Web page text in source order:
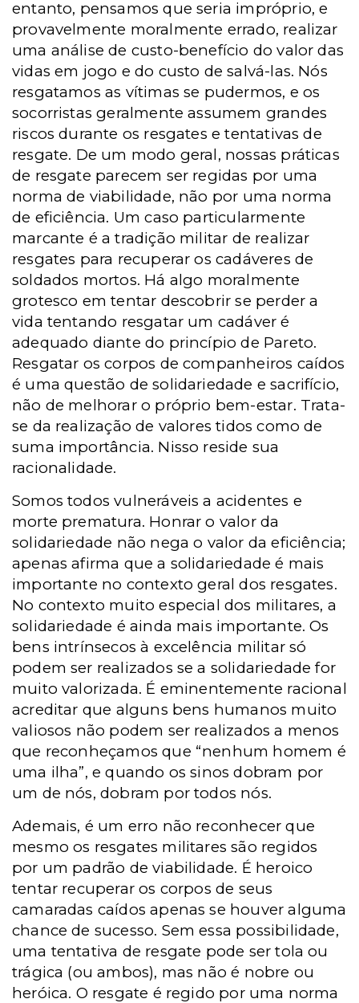
entanto, pensamos que seria impróprio, e
provavelmente moralmente errado, realizar
uma análise de custo-benefício do valor das
vidas em jogo e do custo de salvá-las. Nós
resgatamos as vítimas se pudermos, e os
socorristas geralmente assumem grandes
riscos durante os resgates e tentativas de
resgate. De um modo geral, nossas práticas
de resgate parecem ser regidas por uma
norma de viabilidade, não por uma norma
de eficiência. Um caso particularmente
marcante é a tradição militar de realizar
resgates para recuperar os cadáveres de
soldados mortos. Há algo moralmente
grotesco em tentar descobrir se perder a
vida tentando resgatar um cadáver é
adequado diante do princípio de Pareto.
Resgatar os corpos de companheiros caídos
é uma questão de solidariedade e sacrifício,
não de melhorar o próprio bem-estar. Trata-
se da realização de valores tidos como de
suma importância. Nisso reside sua
racionalidade.
Somos todos vulneráveis a acidentes e
morte prematura. Honrar o valor da
solidariedade não nega o valor da eficiência;
apenas afirma que a solidariedade é mais
importante no contexto geral dos resgates.
No contexto muito especial dos militares, a
solidariedade é ainda mais importante. Os
bens intrínsecos à excelência militar só
podem ser realizados se a solidariedade for
muito valorizada. É eminentemente racional
acreditar que alguns bens humanos muito
valiosos não podem ser realizados a menos
que reconheçamos que “nenhum homem é
uma ilha”, e quando os sinos dobram por
um de nós, dobram por todos nós.
Ademais, é um erro não reconhecer que
mesmo os resgates militares são regidos
por um padrão de viabilidade. É heroico
tentar recuperar os corpos de seus
camaradas caídos apenas se houver alguma
chance de sucesso. Sem essa possibilidade,
uma tentativa de resgate pode ser tola ou
trágica (ou ambos), mas não é nobre ou
heróica. O resgate é regido por uma norma